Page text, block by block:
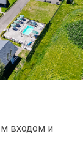
вхо­дом и